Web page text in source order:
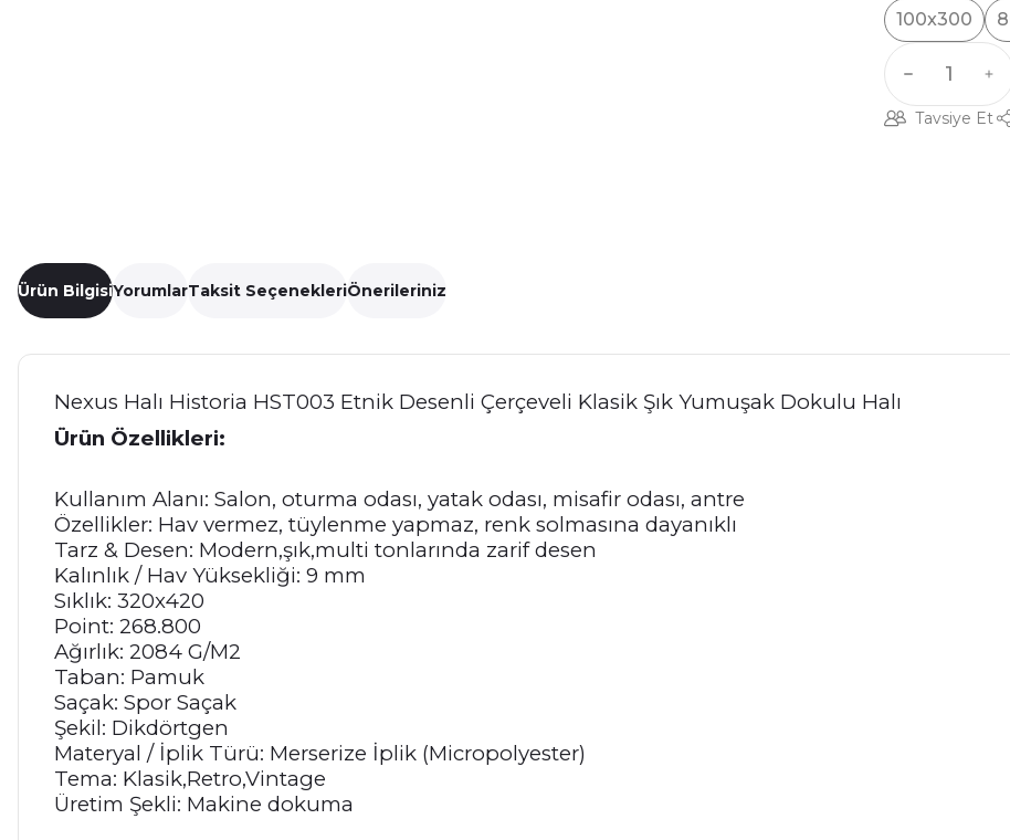
100x300
Tavsiye Et
Ürün BilgisiYorumlarTaksit SeçenekleriÖnerileriniz
Nexus Halı Historia HST003 Etnik Desenli Çerçeveli Klasik Şık Yumuşak Dokulu Halı
Ürün Özellikleri:
Kullanım Alanı: Salon, oturma odası, yatak odası, misafir odası, antre
Özellikler: Hav vermez, tüylenme yapmaz, renk solmasına dayanıklı
Tarz & Desen: Modern,şık,multi tonlarında zarif desen
Kalınlık / Hav Yüksekliği: 9 mm
Sıklık: 320x420
Point: 268.800
Ağırlık: 2084 G/M2
Taban: Pamuk
Saçak: Spor Saçak
Şekil: Dikdörtgen
Materyal / İplik Türü: Merserize İplik (Micropolyester)
Tema: Klasik,Retro,Vintage
Üretim Şekli: Makine dokuma